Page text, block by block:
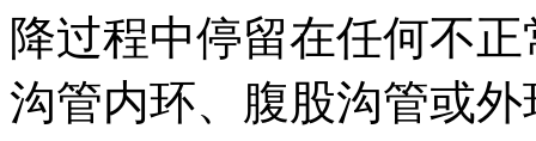
降过程中停留在任何不
沟管内环、腹股沟管或